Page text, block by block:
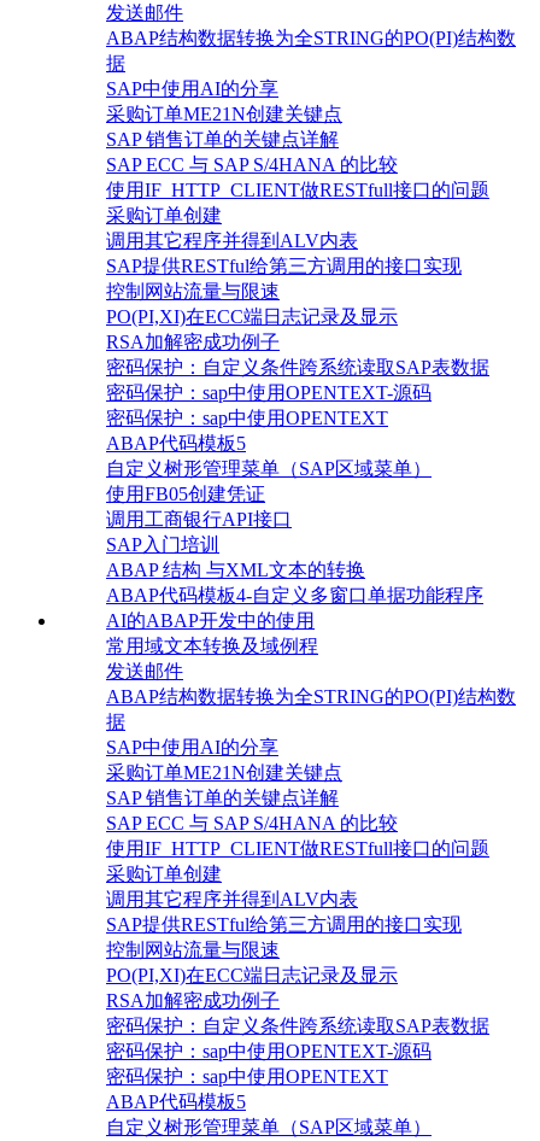
发送邮件
ABAP结构数据转换为全STRING的PO(PI)结构数
据
SAP中使用AI的分享
采购订单ME21N创建关键点
SAP 销售订单的关键点详解
SAP ECC 与 SAP S/4HANA 的比较
使用IF_HTTP_CLIENT做RESTfull接口的问题
采购订单创建
调用其它程序并得到ALV内表
SAP提供RESTful给第三方调用的接口实现
控制网站流量与限速
PO(PI,XI)在ECC端日志记录及显示
RSA加解密成功例子
密码保护：自定义条件跨系统读取SAP表数据
密码保护：sap中使用OPENTEXT-源码
密码保护：sap中使用OPENTEXT
ABAP代码模板5
自定义树形管理菜单（SAP区域菜单）
使用FB05创建凭证
调用工商银行API接口
SAP入门培训
ABAP 结构 与XML文本的转换
ABAP代码模板4-自定义多窗口单据功能程序
AI的ABAP开发中的使用
常用域文本转换及域例程
发送邮件
ABAP结构数据转换为全STRING的PO(PI)结构数
据
SAP中使用AI的分享
采购订单ME21N创建关键点
SAP 销售订单的关键点详解
SAP ECC 与 SAP S/4HANA 的比较
使用IF_HTTP_CLIENT做RESTfull接口的问题
采购订单创建
调用其它程序并得到ALV内表
SAP提供RESTful给第三方调用的接口实现
控制网站流量与限速
PO(PI,XI)在ECC端日志记录及显示
RSA加解密成功例子
密码保护：自定义条件跨系统读取SAP表数据
密码保护：sap中使用OPENTEXT-源码
密码保护：sap中使用OPENTEXT
ABAP代码模板5
自定义树形管理菜单（SAP区域菜单）